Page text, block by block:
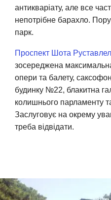
антикваріату, але все
непотрібне барахло.
парк.
Проспект Шота
зосереджена максимальна
опери та балету,
будинку №22, блакитна
колишнього парламенту
Заслуговує на окрему
треба відвідати.